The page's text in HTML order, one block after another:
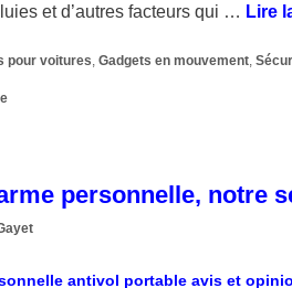
et d’autres facteurs qui … Lire
pour voitures ,Gadgets en mouvement ,
personnelle, notre